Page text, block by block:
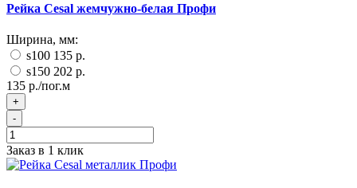
Рейка Cesal жемчужно-белая Профи
Ширина, мм:
s100 135 р.
s150 202 р.
135 р./пог.м
+
-
Заказ в 1 клик